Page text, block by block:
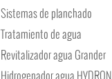
Sistemas de planchado
Tratamiento de agua
Revitalizador agua Grander
Hidrogenador agua HYDRON